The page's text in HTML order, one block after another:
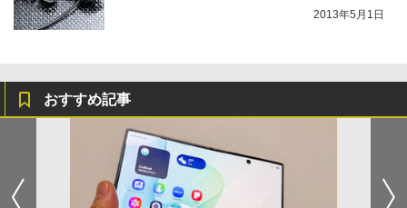
2013年5月1日
おすすめ記事